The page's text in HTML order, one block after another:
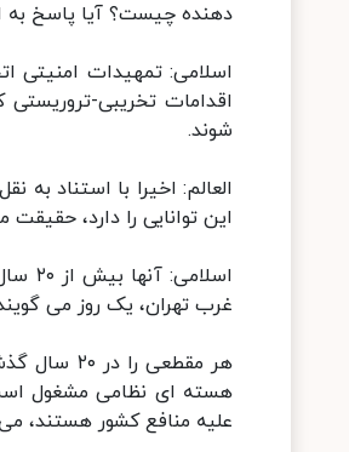
دهنده چیست؟ آیا پاسخ به
اسلامی: تمهیدات
اقدامات تخریبی-
شوند.
العالم: اخیرا با استناد
این توانایی را دارد،
غرب تهران، یک روز می
هر
هسته ای نظامی مشغول
علیه منافع کشور هستند،